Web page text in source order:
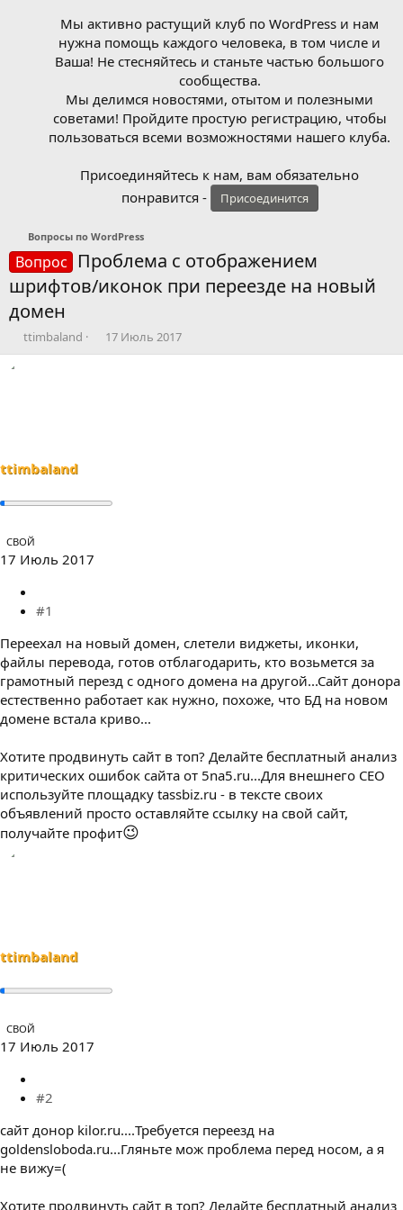
Мы активно растущий клуб по WordPress и нам
нужна помощь каждого человека, в том числе и
Ваша! Не стесняйтесь и станьте частью большого
сообщества.
Мы делимся новостями, отытом и полезными
советами! Пройдите простую регистрацию, чтобы
пользоваться всеми возможностями нашего клуба.
Присоединяйтесь к нам, вам обязательно
понравится -
Присоединится
Вопросы по WordPress
Вопрос
Проблема с отображением
шрифтов/иконок при переезде на новый
домен
А
в
ы
ttimbaland
Д
а
17 Июль 2017
ttimbaland
СВОЙ
17 Июль 2017
#1
Переехал на новый домен, слетели виджеты, иконки,
файлы перевода, готов отблагодарить, кто возьмется за
грамотный перезд с одного домена на другой...Сайт донора
естественно работает как нужно, похоже, что БД на новом
домене встала криво...
Хотите продвинуть сайт в топ? Делайте бесплатный анализ
критических ошибок сайта от 5na5.ru...Для внешнего СЕО
используйте площадку tassbiz.ru - в тексте своих
объявлений просто оставляйте ссылку на свой сайт,
получайте профит😉
ttimbaland
СВОЙ
17 Июль 2017
#2
сайт донор kilor.ru....Требуется переезд на
goldensloboda.ru...Гляньте мож проблема перед носом, а я
не вижу=(
Хотите продвинуть сайт в топ? Делайте бесплатный анализ